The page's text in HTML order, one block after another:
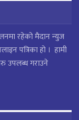
रहेको मैदान न्युज
पत्रिका हो । हामी
उपलब्ध गराउने